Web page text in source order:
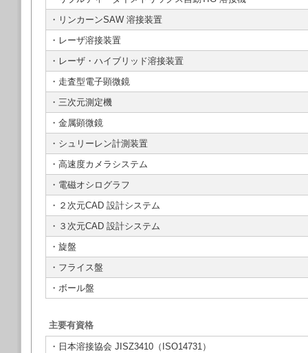
・リンカーンSAW 溶接装置
・レーザ溶接装置
・レーザ・ハイブリッド溶接装置
・走査型電子顕微鏡
・三次元測定機
・金属顕微鏡
・シュリーレン計測装置
・高速度カメラシステム
・電磁オシログラフ
・２次元CAD 設計システム
・３次元CAD 設計システム
・旋盤
・フライス盤
・ボール盤
主要有資格
・日本溶接協会 JISZ3410（ISO14731）